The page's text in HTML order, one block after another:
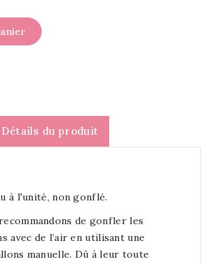
Détails du produit
à l'unité, non gonflé.
de gonfler les
avec de l’air en utilisant une
manuelle. Dû à leur toute